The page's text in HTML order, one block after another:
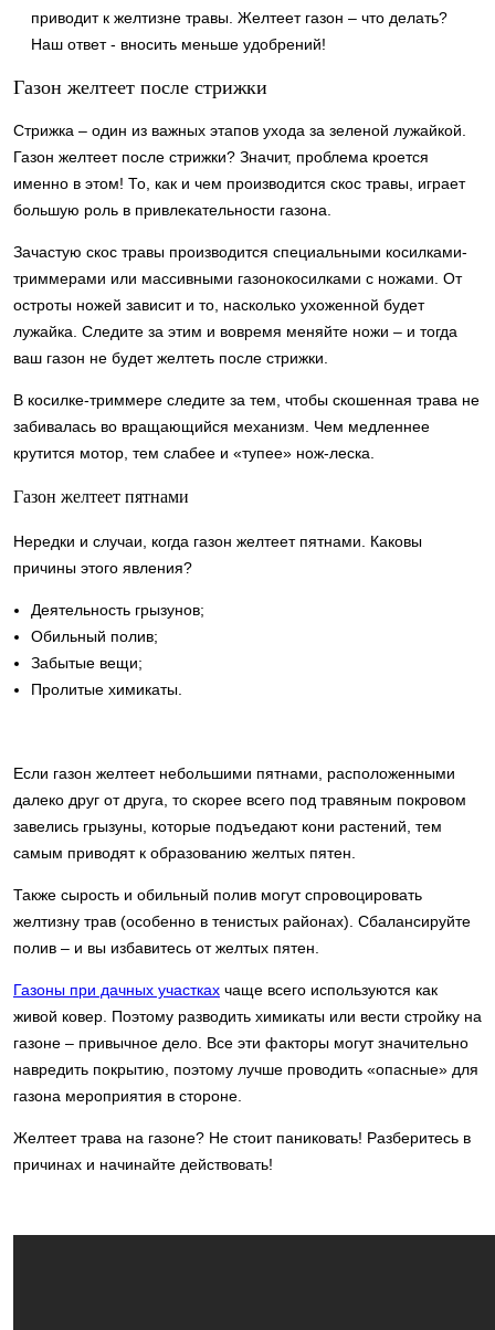
приводит к желтизне травы. Желтеет газон – что делать?
Наш ответ - вносить меньше удобрений!
Газон желтеет после стрижки
Стрижка – один из важных этапов ухода за зеленой лужайкой.
Газон желтеет после стрижки? Значит, проблема кроется
именно в этом! То, как и чем производится скос травы, играет
большую роль в привлекательности газона.
Зачастую скос травы производится специальными косилками-
триммерами или массивными газонокосилками с ножами. От
остроты ножей зависит и то, насколько ухоженной будет
лужайка. Следите за этим и вовремя меняйте ножи – и тогда
ваш газон не будет желтеть после стрижки.
В косилке-триммере следите за тем, чтобы скошенная трава не
забивалась во вращающийся механизм. Чем медленнее
крутится мотор, тем слабее и «тупее» нож-леска.
Газон желтеет пятнами
Нередки и случаи, когда газон желтеет пятнами. Каковы
причины этого явления?
Деятельность грызунов;
Обильный полив;
Забытые вещи;
Пролитые химикаты.
Если газон желтеет небольшими пятнами, расположенными
далеко друг от друга, то скорее всего под травяным покровом
завелись грызуны, которые подъедают кони растений, тем
самым приводят к образованию желтых пятен.
Также сырость и обильный полив могут спровоцировать
желтизну трав (особенно в тенистых районах). Сбалансируйте
полив – и вы избавитесь от желтых пятен.
Газоны при дачных участках чаще всего используются как
живой ковер. Поэтому разводить химикаты или вести стройку на
газоне – привычное дело. Все эти факторы могут значительно
навредить покрытию, поэтому лучше проводить «опасные» для
газона мероприятия в стороне.
Желтеет трава на газоне? Не стоит паниковать! Разберитесь в
причинах и начинайте действовать!